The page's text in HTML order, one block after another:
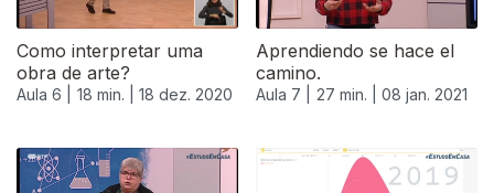
Como interpretar uma
obra de arte?
Aula 6 | 18 min. | 18 dez. 2020
Aprendiendo se hace el
camino.
Aula 7 | 27 min. | 08 jan. 2021